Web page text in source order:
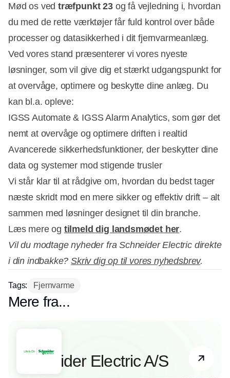
Mød os vedtræfpunkt 23og få vejledning i, hvordan
du med de rette værktøjer får fuld kontrol over både
processer og datasikkerhed i dit fjernvarmeanlæg.
Ved vores stand præsenterer vi vores nyeste
løsninger, som vil give dig et stærkt udgangspunkt for
at overvåge, optimere og beskytte dine anlæg. Du
kan bl.a. opleve:
IGSS Automate & IGSS Alarm Analytics, som gør det
nemt at overvåge og optimere driften i realtid
Avancerede sikkerhedsfunktioner, der beskytter dine
data og systemer mod stigende trusler
Vi står klar til at rådgive om, hvordan du bedst tager
næste skridt mod en mere sikker og effektiv drift – alt
sammen med løsninger designet til din branche.
Læs mere og tilmeld dig landsmødet her.
Vil du modtage nyheder fra Schneider Electric direkte
i din indbakke?Skriv dig op til vores nyhedsbrev.
Tags: Fjernvarme
Mere fra...
Partner
Schneider Electric A/S